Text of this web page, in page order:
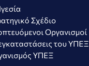
Σχέδιο
Οργανισμοί
του ΥΠΕΞ
ΥΠΕΞ